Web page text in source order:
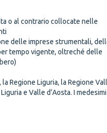
o al contrario collocate nelle
delle imprese strumentali,
tempo vigente, oltreché delle
Regione Liguria, la Regione
e Valle d’Aosta. I